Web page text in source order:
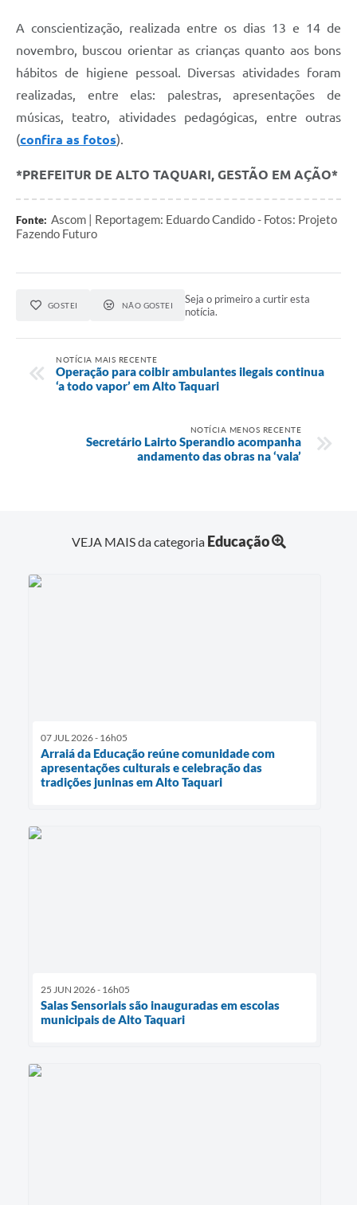
A conscientização, realizada entre os dias 13 e 14 de
novembro, buscou orientar as crianças quanto aos bons
hábitos de higiene pessoal. Diversas atividades foram
realizadas, entre elas: palestras, apresentações de
músicas, teatro, atividades pedagógicas, entre outras
(confira as fotos).
*PREFEITUR DE ALTO TAQUARI, GESTÃO EM AÇÃO*
Fonte: Ascom | Reportagem: Eduardo Candido - Fotos: Projeto
Fazendo Futuro
GOSTEI NÃO GOSTEI
Seja o primeiro a curtir esta
notícia.
NOTÍCIA MAIS RECENTE
Operação para coibir ambulantes ilegais continua
‘a todo vapor’ em Alto Taquari
NOTÍCIA MENOS RECENTE
Secretário Lairto Sperandio acompanha
andamento das obras na ‘vala’
VEJA MAIS da categoria Educação
07 JUL 2026 - 16h05
Arraiá da Educação reúne comunidade com
apresentações culturais e celebração das
tradições juninas em Alto Taquari
25 JUN 2026 - 16h05
Salas Sensoriais são inauguradas em escolas
municipais de Alto Taquari